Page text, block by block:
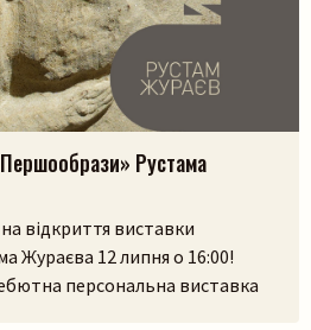
Рустама
відкриття виставки
Жураєва 12 липня о 16:00!
персональна виставка